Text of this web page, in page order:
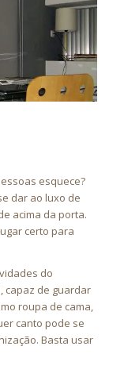
esquece?
dar ao luxo de
acima da porta.
certo para
do
capaz de guardar
roupa de cama,
canto pode se
Basta usar